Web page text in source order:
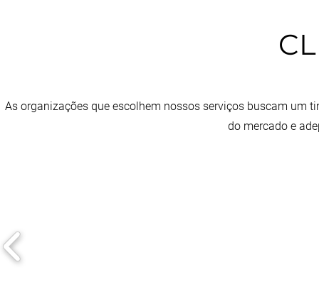
As organizações que escolhem nossos serviços buscam um
do mercado e